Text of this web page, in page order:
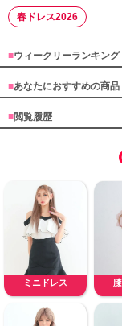
春ドレス2026
■ウィークリーランキング
■あなたにおすすめの商品
■閲覧履歴
ミニドレス